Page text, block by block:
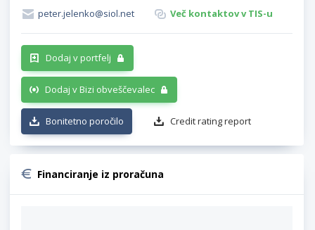
peter.jelenko@siol.net
Več kontaktov v TIS-u
Dodaj v portfelj
Dodaj v Bizi obveščevalec
Bonitetno poročilo Credit rating report
Financiranje iz proračuna